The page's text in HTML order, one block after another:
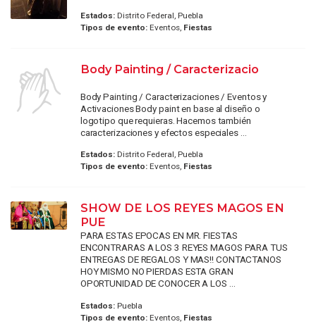
Estados:Distrito Federal, Puebla
Tipos de evento:Eventos, Fiestas
Body Painting / Caracterizacio
Body Painting / Caracterizaciones / Eventos y
Activaciones Body paint en base al diseño o
logotipo que requieras. Hacemos también
caracterizaciones y efectos especiales ...
Estados:Distrito Federal, Puebla
Tipos de evento:Eventos, Fiestas
SHOW DE LOS REYES MAGOS EN
PUE
PARA ESTAS EPOCAS EN MR. FIESTAS
ENCONTRARAS A LOS 3 REYES MAGOS PARA TUS
ENTREGAS DE REGALOS Y MAS!! CONTACTANOS
HOY MISMO NO PIERDAS ESTA GRAN
OPORTUNIDAD DE CONOCER A LOS ...
Estados:Puebla
Tipos de evento:Eventos, Fiestas